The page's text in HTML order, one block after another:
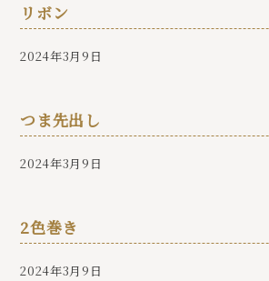
リボン
2024年3月9日
つま先出し
2024年3月9日
2色巻き
2024年3月9日